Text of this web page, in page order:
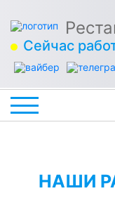
Сейчас
НАШИ